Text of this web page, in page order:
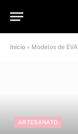
Início » Modelos de
ARTESANATO